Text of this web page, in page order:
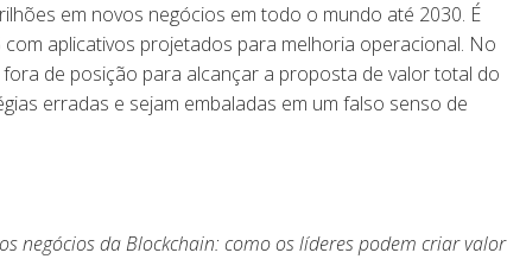
em novos negócios em todo o mundo até 2030. É
aplicativos projetados para melhoria operacional. No
de posição para alcançar a proposta de valor total do
erradas e sejam embaladas em um falso senso de
negócios da Blockchain: como os líderes podem criar valor